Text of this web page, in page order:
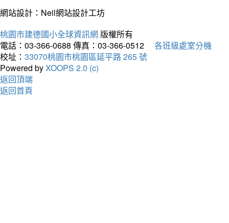
網站設計：Neil網站設計工坊
桃園市建德國小全球資訊網 版權所有
電話：03-366-0688 傳真：03-366-0512
各班級處室分機
校址： 33070桃園市桃園區延平路 265 號
Powered byXOOPS 2.0 (c)
返回頂端
返回首頁